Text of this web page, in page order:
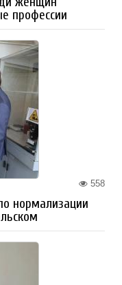
профессии
558
нормализации